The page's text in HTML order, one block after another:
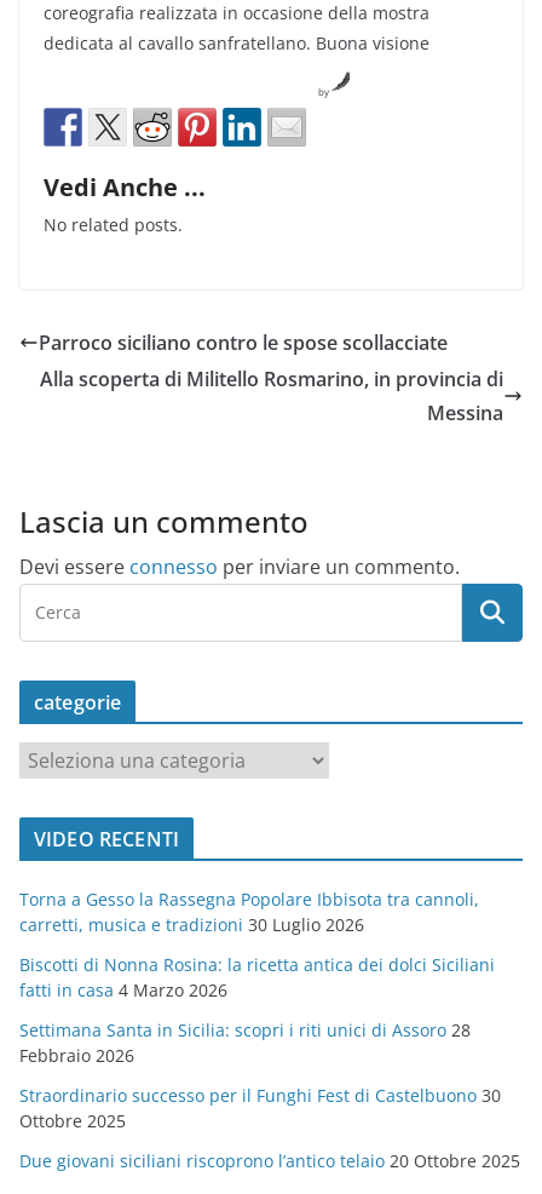
coreografia realizzata in occasione della mostra
dedicata al cavallo sanfratellano. Buona visione
by
Vedi Anche ...
No related posts.
Parroco siciliano contro le spose scollacciate
Alla scoperta di Militello Rosmarino, in provincia di
Messina
Lascia un commento
Devi essere connesso per inviare un commento.
categorie
a
t
o
r
i
e
VIDEO RECENTI
Torna a Gesso la Rassegna Popolare Ibbisota tra cannoli,
carretti, musica e tradizioni 30 Luglio 2026
Biscotti di Nonna Rosina: la ricetta antica dei dolci Siciliani
fatti in casa 4 Marzo 2026
Settimana Santa in Sicilia: scopri i riti unici di Assoro 28
Febbraio 2026
Straordinario successo per il Funghi Fest di Castelbuono 30
Ottobre 2025
Due giovani siciliani riscoprono l’antico telaio 20 Ottobre 2025